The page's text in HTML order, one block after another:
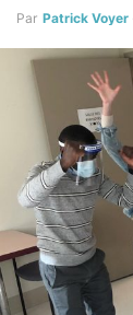
Par Patrick Voyer